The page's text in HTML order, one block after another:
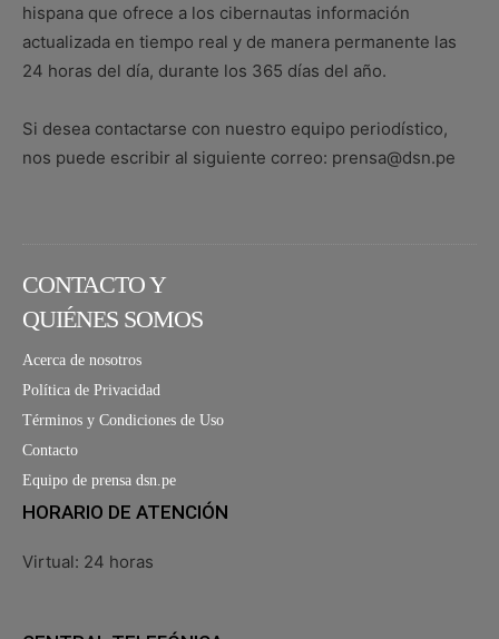
hispana que ofrece a los cibernautas información
actualizada en tiempo real y de manera permanente las
24 horas del día, durante los 365 días del año.
Si desea contactarse con nuestro equipo periodístico,
nos puede escribir al siguiente correo: prensa@dsn.pe
CONTACTO Y
QUIÉNES SOMOS
Acerca de nosotros
Política de Privacidad
Términos y Condiciones de Uso
Contacto
Equipo de prensa dsn.pe
HORARIO DE ATENCIÓN
Virtual: 24 horas